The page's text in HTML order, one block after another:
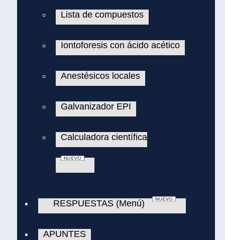
Lista de compuestos
Iontoforesis con ácido acético
Anestésicos locales
Galvanizador EPI
Calculadora científica
RESPUESTAS (Menú)
APUNTES